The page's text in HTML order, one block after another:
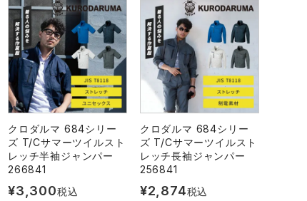
クロダルマ 684シリー
ズ T/Cサマーツイルスト
レッチ半袖ジャンパー
266841
¥3,300税込
クロダルマ 684シリー
ズ T/Cサマーツイルスト
レッチ長袖ジャンパー
256841
¥2,874税込